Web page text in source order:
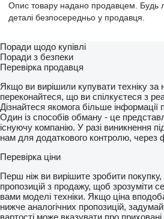
Опис товару надано продавцем. Будь
деталі безпосередньо у продавця.
Поради щодо купівлі
Поради з безпеки
Перевірка продавця
Якщо ви вирішили купувати техніку за
переконайтеся, що ви спілкуєтеся з
Дізнайтеся якомога більше інформації
Один із способів обману - це
існуючу компанію. У разі виникнення
нам для додаткового контролю, через
Перевірка ціни
Перш ніж ви вирішите зробити покупку,
пропозицій з продажу, щоб зрозуміти
вами моделі техніки. Якщо ціна
нижче аналогічних пропозицій,